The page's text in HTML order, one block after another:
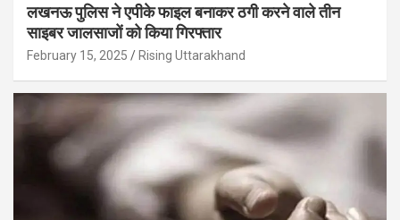
लखनऊ पुलिस ने एपीके फाइल बनाकर ठगी करने वाले तीन
साइबर जालसाजों को किया गिरफ्तार
February 15, 2025 Rising Uttarakhand